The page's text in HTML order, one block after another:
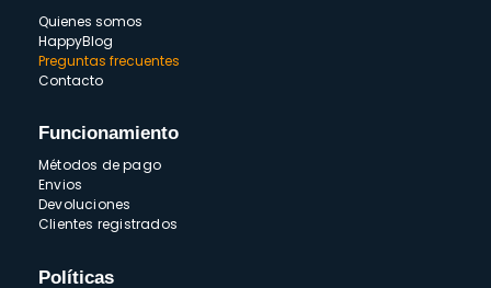
Quienes somos
HappyBlog
Preguntas frecuentes
Contacto
Funcionamiento
Métodos de pago
Envios
Devoluciones
Clientes registrados
Políticas